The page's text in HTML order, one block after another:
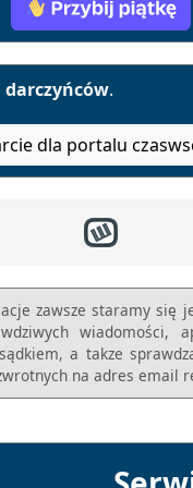
darczyńców.
dla portalu
zawsze staramy się
wiadomości,
a takze
na adres email